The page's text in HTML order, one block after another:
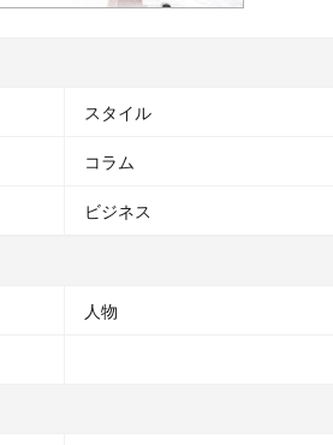
スタイル
コラム
ビジネス
人物